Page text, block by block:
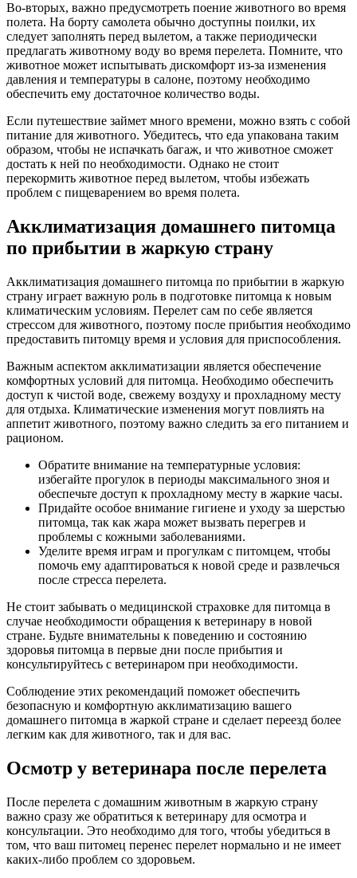
Во-вторых, важно предусмотреть поение животного во время
полета. На борту самолета обычно доступны поилки, их
следует заполнять перед вылетом, а также периодически
предлагать животному воду во время перелета. Помните, что
животное может испытывать дискомфорт из-за изменения
давления и температуры в салоне, поэтому необходимо
обеспечить ему достаточное количество воды.
Если путешествие займет много времени, можно взять с собой
питание для животного. Убедитесь, что еда упакована таким
образом, чтобы не испачкать багаж, и что животное сможет
достать к ней по необходимости. Однако не стоит
перекормить животное перед вылетом, чтобы избежать
проблем с пищеварением во время полета.
Акклиматизация домашнего питомца
по прибытии в жаркую страну
Акклиматизация домашнего питомца по прибытии в жаркую
страну играет важную роль в подготовке питомца к новым
климатическим условиям. Перелет сам по себе является
стрессом для животного, поэтому после прибытия необходимо
предоставить питомцу время и условия для приспособления.
Важным аспектом акклиматизации является обеспечение
комфортных условий для питомца. Необходимо обеспечить
доступ к чистой воде, свежему воздуху и прохладному месту
для отдыха. Климатические изменения могут повлиять на
аппетит животного, поэтому важно следить за его питанием и
рационом.
Обратите внимание на температурные условия:
избегайте прогулок в периоды максимального зноя и
обеспечьте доступ к прохладному месту в жаркие часы.
Придайте особое внимание гигиене и уходу за шерстью
питомца, так как жара может вызвать перегрев и
проблемы с кожными заболеваниями.
Уделите время играм и прогулкам с питомцем, чтобы
помочь ему адаптироваться к новой среде и развлечься
после стресса перелета.
Не стоит забывать о медицинской страховке для питомца в
случае необходимости обращения к ветеринару в новой
стране. Будьте внимательны к поведению и состоянию
здоровья питомца в первые дни после прибытия и
консультируйтесь с ветеринаром при необходимости.
Соблюдение этих рекомендаций поможет обеспечить
безопасную и комфортную акклиматизацию вашего
домашнего питомца в жаркой стране и сделает переезд более
легким как для животного, так и для вас.
Осмотр у ветеринара после перелета
После перелета с домашним животным в жаркую страну
важно сразу же обратиться к ветеринару для осмотра и
консультации. Это необходимо для того, чтобы убедиться в
том, что ваш питомец перенес перелет нормально и не имеет
каких-либо проблем со здоровьем.